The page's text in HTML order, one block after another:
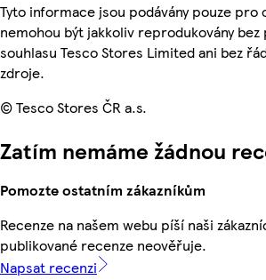
Tyto informace jsou podávány pouze pro
nemohou být jakkoliv reprodukovány
souhlasu Tesco Stores Limited ani bez
zdroje.
© Tesco Stores ČR a.s.
Zatím nemáme žádnou
Pomozte ostatním zákazníkům
Recenze na našem webu píší naši
publikované recenze neověřuje.
Napsat recenzi